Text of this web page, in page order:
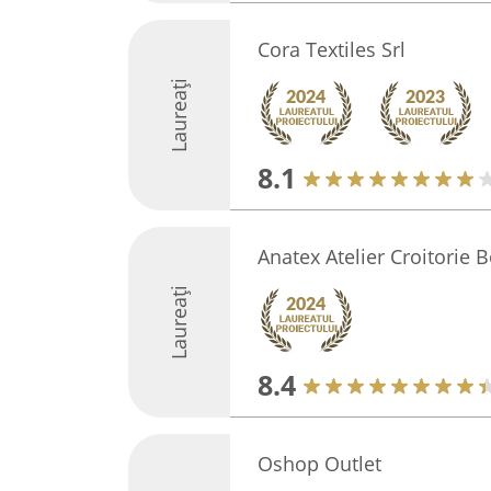
Laureați
Cora Textiles Srl
8.1
Laureați
Anatex Atelier Croitorie
8.4
Oshop Outlet